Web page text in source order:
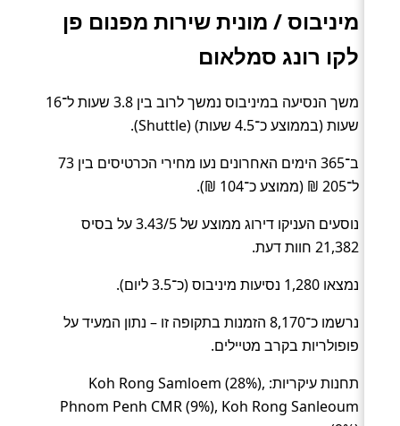
מיניבוס / מונית שירות מפנום פן
לקו רונג סמלאום
משך הנסיעה במיניבוס נמשך לרוב בין 3.8 שעות ל־16
שעות (בממוצע כ־4.5 שעות) (Shuttle).
ב־365 הימים האחרונים נעו מחירי הכרטיסים בין 73
ל־205 ₪ (ממוצע כ־104 ₪).
נוסעים העניקו דירוג ממוצע של 3.43/5 על בסיס
21,382 חוות דעת.
נמצאו 1,280 נסיעות מיניבוס (כ־3.5 ליום).
נרשמו כ־8,170 הזמנות בתקופה זו – נתון המעיד על
פופולריות בקרב מטיילים.
תחנות עיקריות: Koh Rong Samloem (28%),
Phnom Penh CMR (9%), Koh Rong Sanleoum